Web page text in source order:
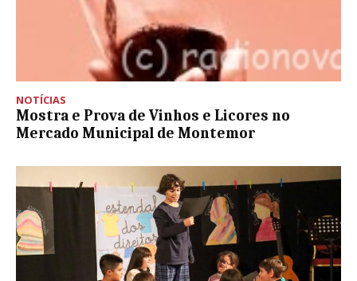
NOTÍCIAS
Mostra e Prova de Vinhos e Licores no
Mercado Municipal de Montemor